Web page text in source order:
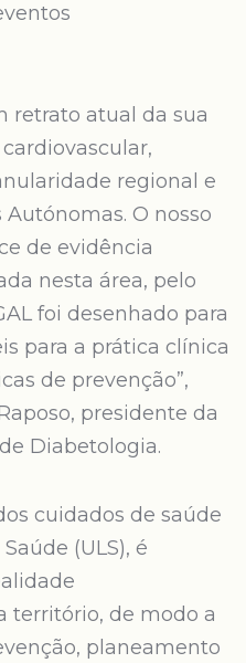
retrato atual da sua
regional e
O nosso
de evidência
nesta área, pelo
foi desenhado para
para a prática clínica
de prevenção”,
presidente da
Diabetologia.
cuidados de saúde
(ULS), é
território, de modo a
planeamento